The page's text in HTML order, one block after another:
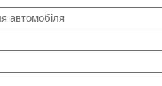
автомобіля